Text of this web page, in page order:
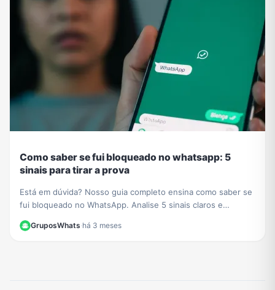
Como saber se fui bloqueado no whatsapp: 5
sinais para tirar a prova
Está em dúvida? Nosso guia completo ensina como saber se
fui bloqueado no WhatsApp. Analise 5 sinais claros e
GruposWhats·há 3 meses